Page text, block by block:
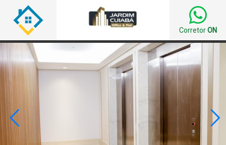
CorretorON
 